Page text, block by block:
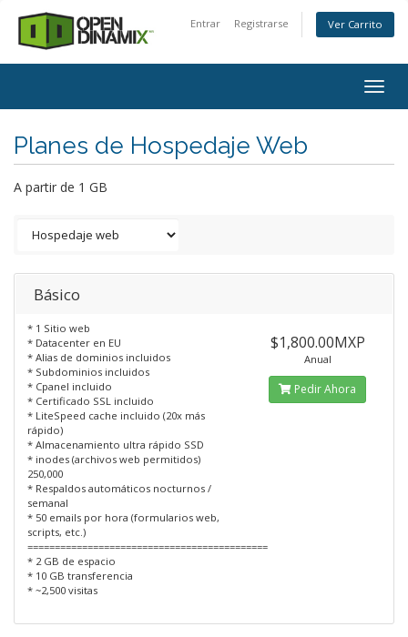
Entrar Registrarse Ver Carrito
Planes de Hospedaje Web
A partir de 1 GB
Básico
* 1 Sitio web
* Datacenter en EU
* Alias de dominios incluidos
* Subdominios incluidos
* Cpanel incluido
* Certificado SSL incluido
* LiteSpeed cache incluido (20x más
rápido)
* Almacenamiento ultra rápido SSD
* inodes (archivos web permitidos)
250,000
* Respaldos automáticos nocturnos /
semanal
* 50 emails por hora (formularios web,
scripts, etc.)
============================================
* 2 GB de espacio
* 10 GB transferencia
* ~2,500 visitas
$1,800.00MXP
Anual
Pedir Ahora